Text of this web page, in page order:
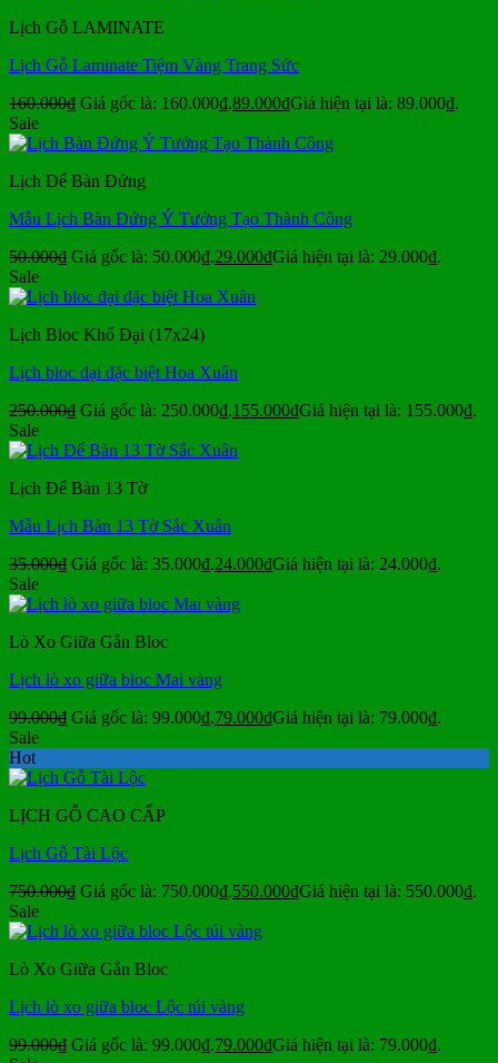
Lịch Gỗ LAMINATE
Lịch Gỗ Laminate Tiệm Vàng Trang Sức
160.000₫ Giá gốc là: 160.000₫.89.000₫Giá hiện tại là: 89.000₫.
Sale
Lịch Để Bàn Đứng
Mẫu Lịch Bàn Đứng Ý Tưởng Tạo Thành Công
50.000₫ Giá gốc là: 50.000₫.29.000₫Giá hiện tại là: 29.000₫.
Sale
Lịch Bloc Khổ Đại (17x24)
Lịch bloc đại đặc biệt Hoa Xuân
250.000₫ Giá gốc là: 250.000₫.155.000₫Giá hiện tại là: 155.000₫.
Sale
Lịch Để Bàn 13 Tờ
Mẫu Lịch Bàn 13 Tờ Sắc Xuân
35.000₫ Giá gốc là: 35.000₫.24.000₫Giá hiện tại là: 24.000₫.
Sale
Lò Xo Giữa Gắn Bloc
Lịch lò xo giữa bloc Mai vàng
99.000₫ Giá gốc là: 99.000₫.79.000₫Giá hiện tại là: 79.000₫.
Sale
Hot
LỊCH GỖ CAO CẤP
Lịch Gỗ Tài Lộc
750.000₫ Giá gốc là: 750.000₫.550.000₫Giá hiện tại là: 550.000₫.
Sale
Lò Xo Giữa Gắn Bloc
Lịch lò xo giữa bloc Lộc túi vàng
99.000₫ Giá gốc là: 99.000₫.79.000₫Giá hiện tại là: 79.000₫.